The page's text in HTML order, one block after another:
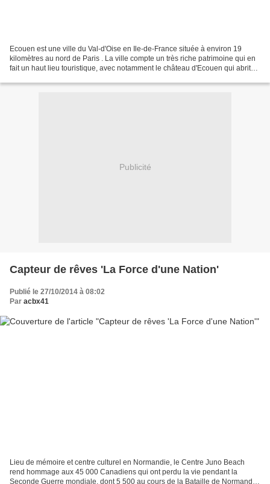
Ecouen est une ville du Val-d'Oise en Ile-de-France située à environ 19
kilomètres au nord de Paris . La ville compte un très riche patrimoine qui en
fait un haut lieu touristique, avec notamment le château d'Ecouen qui abrite
Publicité
Capteur de rêves 'La Force d'une Nation'
Publié le 27/10/2014 à 08:02
Par acbx41
Lieu de mémoire et centre culturel en Normandie, le Centre Juno Beach
rend hommage aux 45 000 Canadiens qui ont perdu la vie pendant la
Seconde Guerre mondiale, dont 5 500 au cours de la Bataille de Normandie